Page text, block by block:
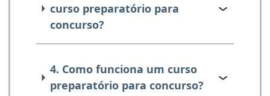
curso preparatório para
concurso?
4. Como funciona um curso
preparatório para concurso?